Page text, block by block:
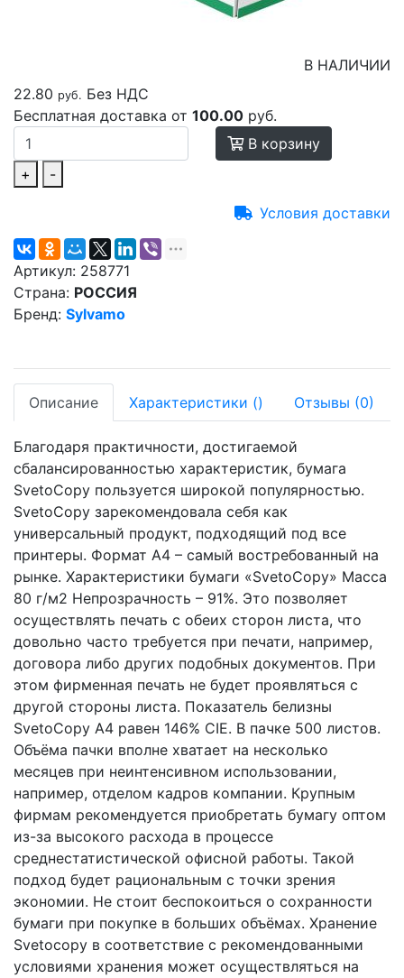
В НАЛИЧИИ
22.80 руб. Без НДС
Бесплатная доставка от 100.00 руб.
+ -
В корзину
Условия доставки
Артикул: 258771
Страна: РОССИЯ
Бренд: Sylvamo
Описание Характеристики () Отзывы (0)
Благодаря практичности, достигаемой
сбалансированностью характеристик, бумага
SvetoCopy пользуется широкой популярностью.
SvetoCopy зарекомендовала себя как
универсальный продукт, подходящий под все
принтеры. Формат А4 – самый востребованный на
рынке. Характеристики бумаги «SvetoCopy» Масса
80 г/м2 Непрозрачность – 91%. Это позволяет
осуществлять печать с обеих сторон листа, что
довольно часто требуется при печати, например,
договора либо других подобных документов. При
этом фирменная печать не будет проявляться с
другой стороны листа. Показатель белизны
SvetoCopy A4 равен 146% CIE. В пачке 500 листов.
Объёма пачки вполне хватает на несколько
месяцев при неинтенсивном использовании,
например, отделом кадров компании. Крупным
фирмам рекомендуется приобретать бумагу оптом
из-за высокого расхода в процессе
среднестатистической офисной работы. Такой
подход будет рациональным с точки зрения
экономии. Не стоит беспокоиться о сохранности
бумаги при покупке в больших объёмах. Хранение
Svetocopy в соответствие с рекомендованными
условиями хранения может осуществляться на